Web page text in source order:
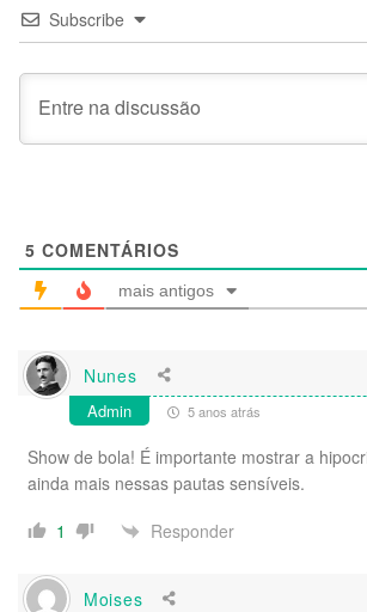
Subscribe
5 COMENTÁRIOS
mais antigos
Nunes
Admin 5 anos atrás
Show de bola! É importante mostrar a
ainda mais nessas pautas sensíveis.
1
Responder
Moises